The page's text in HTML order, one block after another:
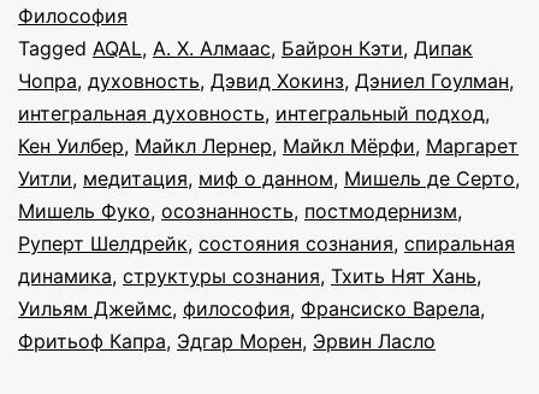
Философия
Tagged AQAL, А. Х. Алмаас, Байрон Кэти, Дипак
Чопра, духовность, Дэвид Хокинз, Дэниел Гоулман,
интегральная духовность, интегральный подход,
Кен Уилбер, Майкл Лернер, Майкл Мёрфи, Маргарет
Уитли, медитация, миф о данном, Мишель де Серто,
Мишель Фуко, осознанность, постмодернизм,
Руперт Шелдрейк, состояния сознания, спиральная
динамика, структуры сознания, Тхить Нят Хань,
Уильям Джеймс, философия, Франсиско Варела,
Фритьоф Капра, Эдгар Морен, Эрвин Ласло